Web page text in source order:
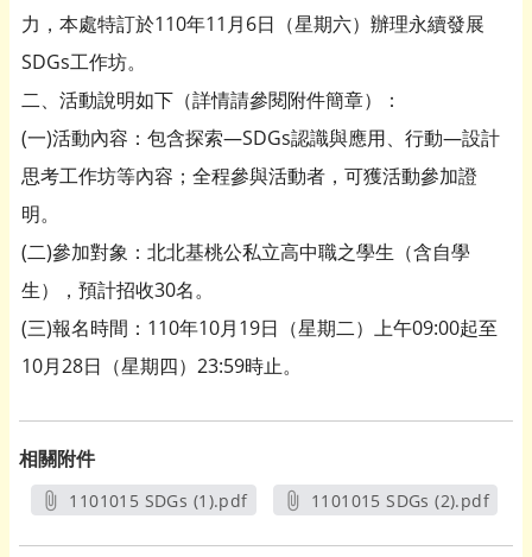
力，本處特訂於110年11月6日（星期六）辦理永續發展
SDGs工作坊。
二、活動說明如下（詳情請參閱附件簡章）：
(一)活動內容：包含探索—SDGs認識與應用、行動—設計
思考工作坊等內容；全程參與活動者，可獲活動參加證
明。
(二)參加對象：北北基桃公私立高中職之學生（含自學
生），預計招收30名。
(三)報名時間：110年10月19日（星期二）上午09:00起至
10月28日（星期四）23:59時止。
相關附件
1101015 SDGs (1).pdf
1101015 SDGs (2).pdf